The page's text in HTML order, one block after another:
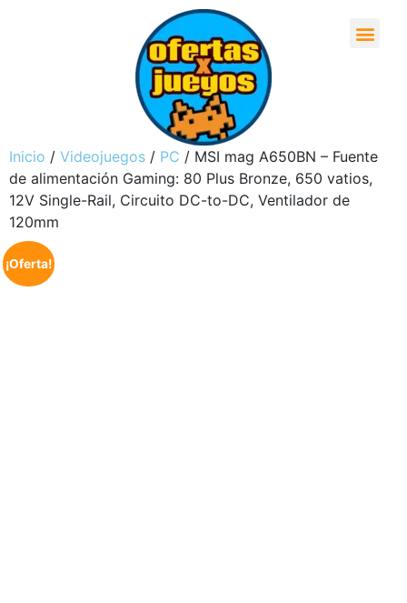
Inicio / Videojuegos / PC / MSI mag A650BN – Fuente
de alimentación Gaming: 80 Plus Bronze, 650 vatios,
12V Single-Rail, Circuito DC-to-DC, Ventilador de
120mm
¡Oferta!